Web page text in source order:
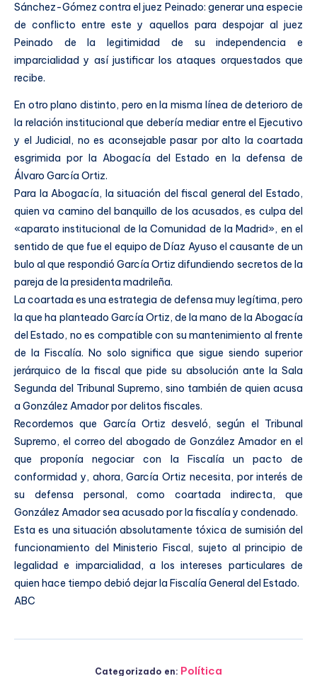
Sánchez-Gómez contra el juez Peinado: generar una especie
de conflicto entre este y aquellos para despojar al juez
Peinado de la legitimidad de su independencia e
imparcialidad y así justificar los ataques orquestados que
recibe.
En otro plano distinto, pero en la misma línea de deterioro de
la relación institucional que debería mediar entre el Ejecutivo
y el Judicial, no es aconsejable pasar por alto la coartada
esgrimida por la Abogacía del Estado en la defensa de
Álvaro García Ortiz.
Para la Abogacía, la situación del fiscal general del Estado,
quien va camino del banquillo de los acusados, es culpa del
«aparato institucional de la Comunidad de la Madrid», en el
sentido de que fue el equipo de Díaz Ayuso el causante de un
bulo al que respondió García Ortiz difundiendo secretos de la
pareja de la presidenta madrileña.
La coartada es una estrategia de defensa muy legítima, pero
la que ha planteado García Ortiz, de la mano de la Abogacía
del Estado, no es compatible con su mantenimiento al frente
de la Fiscalía. No solo significa que sigue siendo superior
jerárquico de la fiscal que pide su absolución ante la Sala
Segunda del Tribunal Supremo, sino también de quien acusa
a González Amador por delitos fiscales.
Recordemos que García Ortiz desveló, según el Tribunal
Supremo, el correo del abogado de González Amador en el
que proponía negociar con la Fiscalía un pacto de
conformidad y, ahora, García Ortiz necesita, por interés de
su defensa personal, como coartada indirecta, que
González Amador sea acusado por la fiscalía y condenado.
Esta es una situación absolutamente tóxica de sumisión del
funcionamiento del Ministerio Fiscal, sujeto al principio de
legalidad e imparcialidad, a los intereses particulares de
quien hace tiempo debió dejar la Fiscalía General del Estado.
ABC
Categorizado en: Política